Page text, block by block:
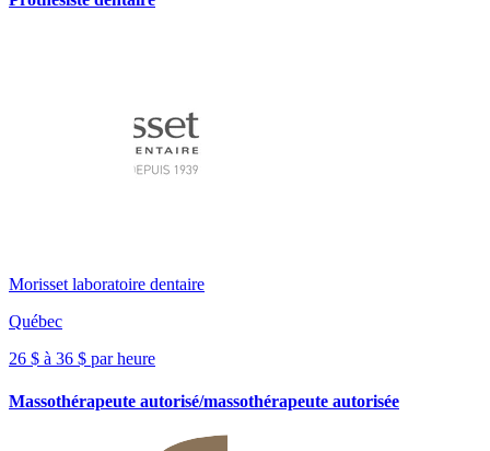
Morisset laboratoire dentaire
Québec
26 $ à 36 $ par heure
Massothérapeute autorisé/massothérapeute autorisée